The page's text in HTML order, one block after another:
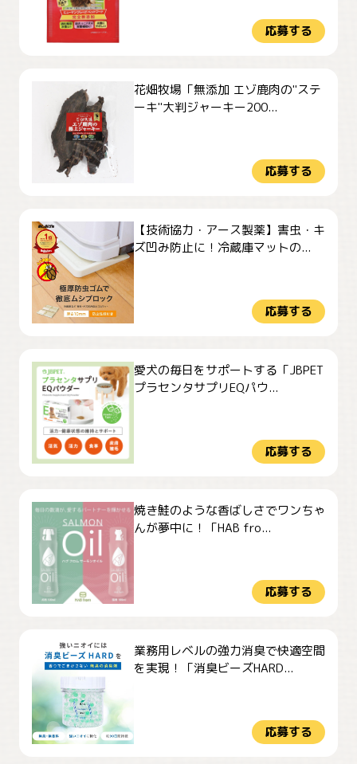
応募する
花畑牧場「無添加 エゾ鹿肉の"ステ
ーキ"大判ジャーキー200...
応募する
【技術協力・アース製薬】害虫・キ
ズ凹み防止に！冷蔵庫マットの...
応募する
愛犬の毎日をサポートする「JBPET
プラセンタサプリEQパウ...
応募する
焼き鮭のような香ばしさでワンちゃ
んが夢中に！「HAB fro...
応募する
業務用レベルの強力消臭で快適空間
を実現！「消臭ビーズHARD...
応募する